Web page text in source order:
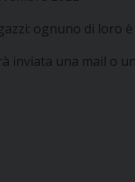
ognuno di loro
inviata una mail o